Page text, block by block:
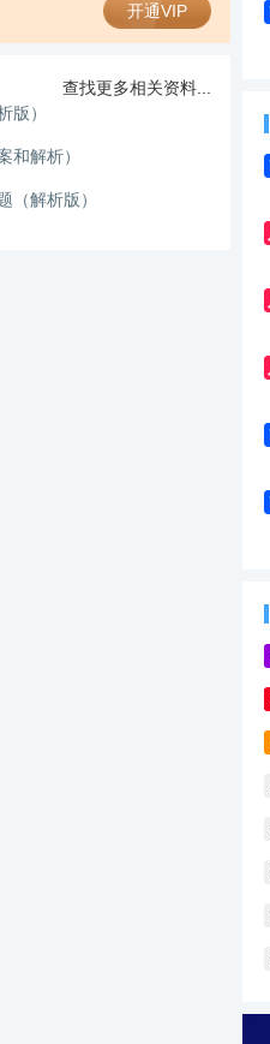
开通VIP
查找更多相关资料...
版）
和解析）
（解析版）